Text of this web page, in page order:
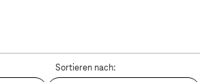
Sortieren nach: